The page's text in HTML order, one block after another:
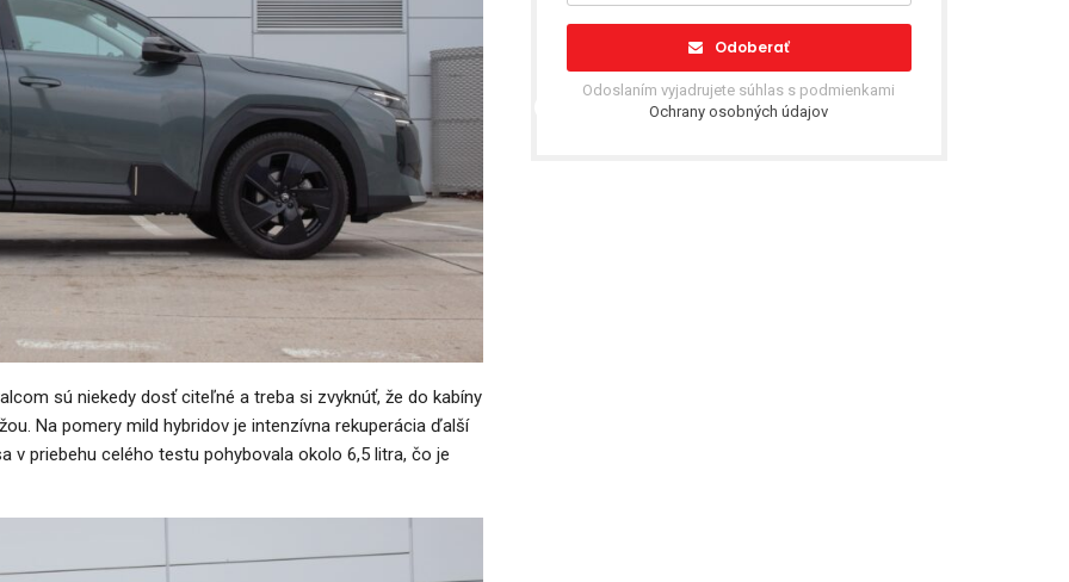
sú niekedy dosť citeľné a treba si zvyknúť, že do kabíny
Na pomery mild hybridov je intenzívna rekuperácia ďalší
v priebehu celého testu pohybovala okolo 6,5 litra, čo je
Odoberať
Odoslaním vyjadrujete súhlas s podmienkami
Ochrany osobných údajov